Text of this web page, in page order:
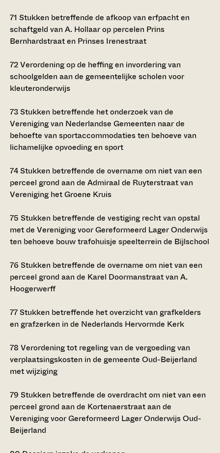
71 Stukken betreffende de afkoop van erfpacht en
schaftgeld van A. Hollaar op percelen Prins
Bernhardstraat en Prinses Irenestraat
72Verordening op de heffing en invordering van
schoolgelden aan de gemeentelijke scholen voor
kleuteronderwijs
73Stukken betreffende het onderzoek van de
Vereniging van Nederlandse Gemeenten naar de
behoefte van sportaccommodaties ten behoeve van
lichamelijke opvoeding en sport
74Stukken betreffende de overname om niet van een
perceel grond aan de Admiraal de Ruyterstraat van
Vereniging het Groene Kruis
75 Stukken betreffende de vestiging recht van opstal
met de Vereniging voor Gereformeerd Lager Onderwijs
ten behoeve bouw trafohuisje speelterrein de Bijlschool
76 Stukken betreffende de overname om niet van een
perceel grond aan de Karel Doormanstraat van A.
Hoogerwerff
77Stukken betreffende het overzicht van grafkelders
en grafzerken in de Nederlands Hervormde Kerk
78 Verordening tot regeling van de vergoeding van
verplaatsingskosten in de gemeente Oud-Beijerland
met wijziging
79 Stukken betreffende de overdracht om niet van een
perceel grond aan de Kortenaerstraat aan de
Vereniging voor Gereformeerd Lager Onderwijs Oud-
Beijerland